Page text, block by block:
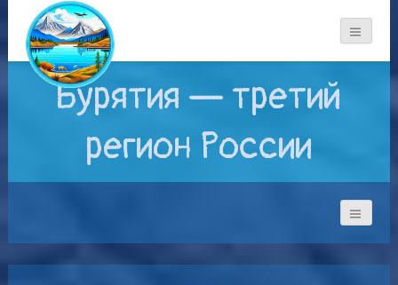
Бурятия — третий
регион России